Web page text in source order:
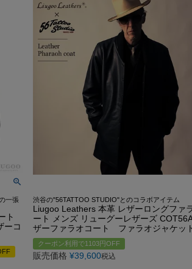
一張
ト
ーコ
渋谷の"56TATTOO STUDIO"とのコラボアイテム
Liugoo Leathers 本革 レザーロングファ
ート メンズ リューグーレザーズ
ザーファラオコート ファラオジャケッ
クーポン利用で1103円OFF
販売価格 ¥39,600税込